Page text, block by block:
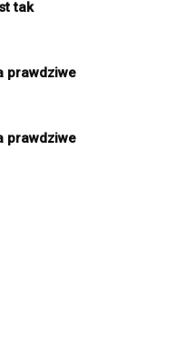
tak
prawdziwe
prawdziwe